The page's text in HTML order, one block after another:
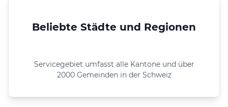
Beliebte Städte und Regionen
Servicegebiet umfasst alle Kantone und über
2000 Gemeinden in der Schweiz